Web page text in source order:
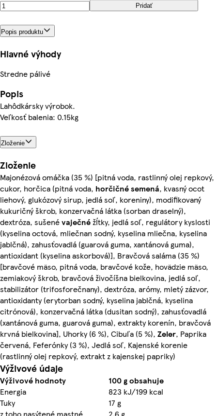
Pridať
Popis produktu
Hlavné výhody
Stredne pálivé
Popis
Lahôdkársky výrobok.
Veľkosť balenia: 0.15kg
Zloženie
Zloženie
Majonézová omáčka (35 %) [pitná voda, rastlinný olej repkový,
cukor, horčica (pitná voda, horčičné semená, kvasný ocot
liehový, glukózový sirup, jedlá soľ, koreniny), modifikovaný
kukuričný škrob, konzervačná látka (sorban draselný),
dextróza, sušenévaječnéžĺtky, jedlá soľ, regulátory kyslosti
(kyselina octová, mliečnan sodný, kyselina mliečna, kyselina
jablčná), zahusťovadlá (guarová guma, xantánová guma),
antioxidant (kyselina askorbová)], Bravčová saláma (35 %)
[bravčové mäso, pitná voda, bravčové kože, hovädzie mäso,
zemiakový škrob, bravčová živočíšna bielkovina, jedlá soľ,
stabilizátor (trifosforečnany), dextróza, arómy, mletý zázvor,
antioxidanty (erytorban sodný, kyselina jablčná, kyselina
citrónová), konzervačná látka (dusitan sodný), zahusťovadlá
(xantánová guma, guarová guma), extrakty korenín, bravčová
krvná bielkovina], Uhorky (6 %), Cibuľa (5 %), Zeler, Paprika
červená, Feferónky (3 %), Jedlá soľ, Kajenské korenie
(rastlinný olej repkový, extrakt z kajenskej papriky)
Výživové údaje
Výživové hodnoty
100 g obsahuje
Energia
823 kJ/199 kcal
Tuky
17 g
z toho nasýtené mastné
2,6 g